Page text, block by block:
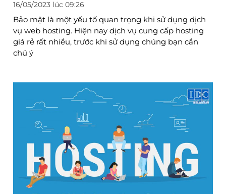
16/05/2023 lúc 09:26
Bảo mật là một yếu tố quan trọng khi sử dụng dịch
vụ web hosting. Hiện nay dịch vụ cung cấp hosting
giá rẻ rất nhiều, trước khi sử dụng chúng bạn cần
chú ý